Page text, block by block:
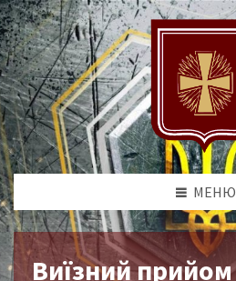
МЕНЮ
Виїзний прийом